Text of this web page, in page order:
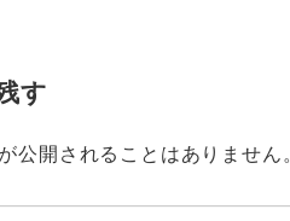
す
公開されることはありません。